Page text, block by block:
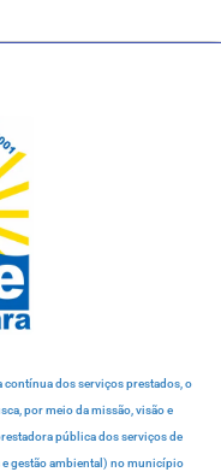
dos serviços prestados, o
por meio da missão, visão e
pública dos serviços de
gestão ambiental) no município